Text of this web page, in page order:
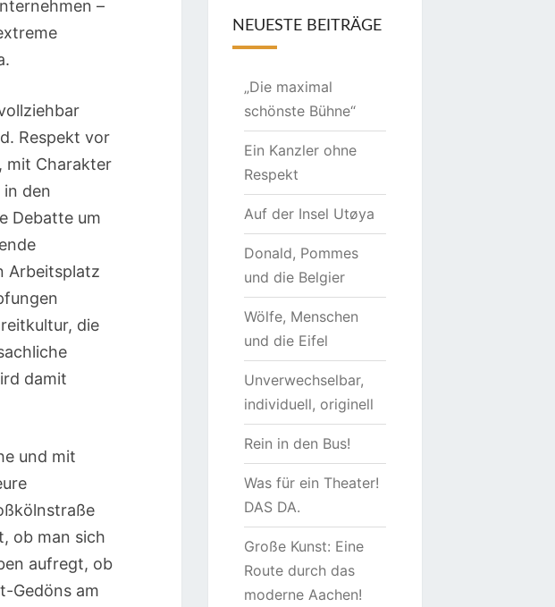
–
Respekt vor
mit Charakter
in den
Debatte um
Arbeitsplatz
die
damit
und mit
ob man sich
aufregt, ob
Gedöns am
NEUESTE BEITRÄGE
„Die maximal
schönste Bühne“
Ein Kanzler ohne
Respekt
Auf der Insel Utøya
Donald, Pommes
und die Belgier
Wölfe, Menschen
und die Eifel
Unverwechselbar,
individuell, originell
Rein in den Bus!
Was für ein Theater!
DAS DA.
Große Kunst: Eine
Route durch das
moderne Aachen!